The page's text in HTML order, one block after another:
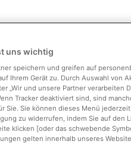
uns wichtig
speichern und greifen auf
Ihrem Gerät zu. Durch Auswahl von
„Wir und unsere Partner verarbeiten
Tracker deaktiviert sind, sind
Sie. Sie können dieses Menü
zu widerrufen, indem Sie auf den
klicken [oder das schwebende
gelten innerhalb unseres